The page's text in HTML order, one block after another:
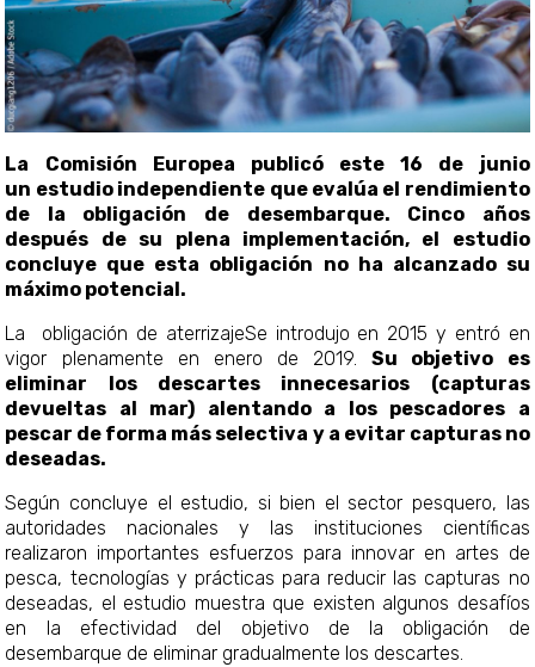
La Comisión Europea publicó este 16 de junio
un estudio independiente que evalúa el rendimiento
de la obligación de desembarque. Cinco años
después de su plena implementación, el estudio
concluye que esta obligación no ha alcanzado su
máximo potencial.
La obligación de aterrizajeSe introdujo en 2015 y entró en
vigor plenamente en enero de 2019.Su objetivo es
eliminar los descartes innecesarios (capturas
devueltas al mar) alentando a los pescadores a
pescar de forma más selectiva y a evitar capturas no
deseadas.
Según concluye el estudio, si bien el sector pesquero, las
autoridades nacionales y las instituciones científicas
realizaron importantes esfuerzos para innovar en artes de
pesca, tecnologías y prácticas para reducir las capturas no
deseadas, el estudio muestra que existen algunos desafíos
en la efectividad del objetivo de la obligación de
desembarque de eliminar gradualmente los descartes.